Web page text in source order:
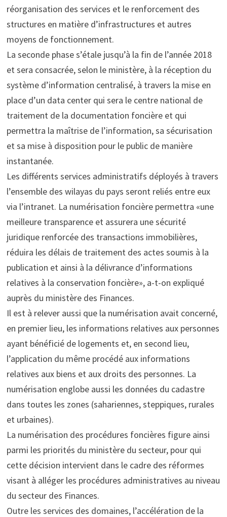
réorganisation des services et le renforcement des
structures en matière d’infrastructures et autres
moyens de fonctionnement.
La seconde phase s’étale jusqu’à la fin de l’année 2018
et sera consacrée, selon le ministère, à la réception du
système d’information centralisé, à travers la mise en
place d’un data center qui sera le centre national de
traitement de la documentation foncière et qui
permettra la maîtrise de l’information, sa sécurisation
et sa mise à disposition pour le public de manière
instantanée.
Les différents services administratifs déployés à travers
l’ensemble des wilayas du pays seront reliés entre eux
via l’intranet. La numérisation foncière permettra «une
meilleure transparence et assurera une sécurité
juridique renforcée des transactions immobilières,
réduira les délais de traitement des actes soumis à la
publication et ainsi à la délivrance d’informations
relatives à la conservation foncière», a-t-on expliqué
auprès du ministère des Finances.
Il est à relever aussi que la numérisation avait concerné,
en premier lieu, les informations relatives aux personnes
ayant bénéficié de logements et, en second lieu,
l’application du même procédé aux informations
relatives aux biens et aux droits des personnes. La
numérisation englobe aussi les données du cadastre
dans toutes les zones (sahariennes, steppiques, rurales
et urbaines).
La numérisation des procédures foncières figure ainsi
parmi les priorités du ministère du secteur, pour qui
cette décision intervient dans le cadre des réformes
visant à alléger les procédures administratives au niveau
du secteur des Finances.
Outre les services des domaines, l’accélération de la